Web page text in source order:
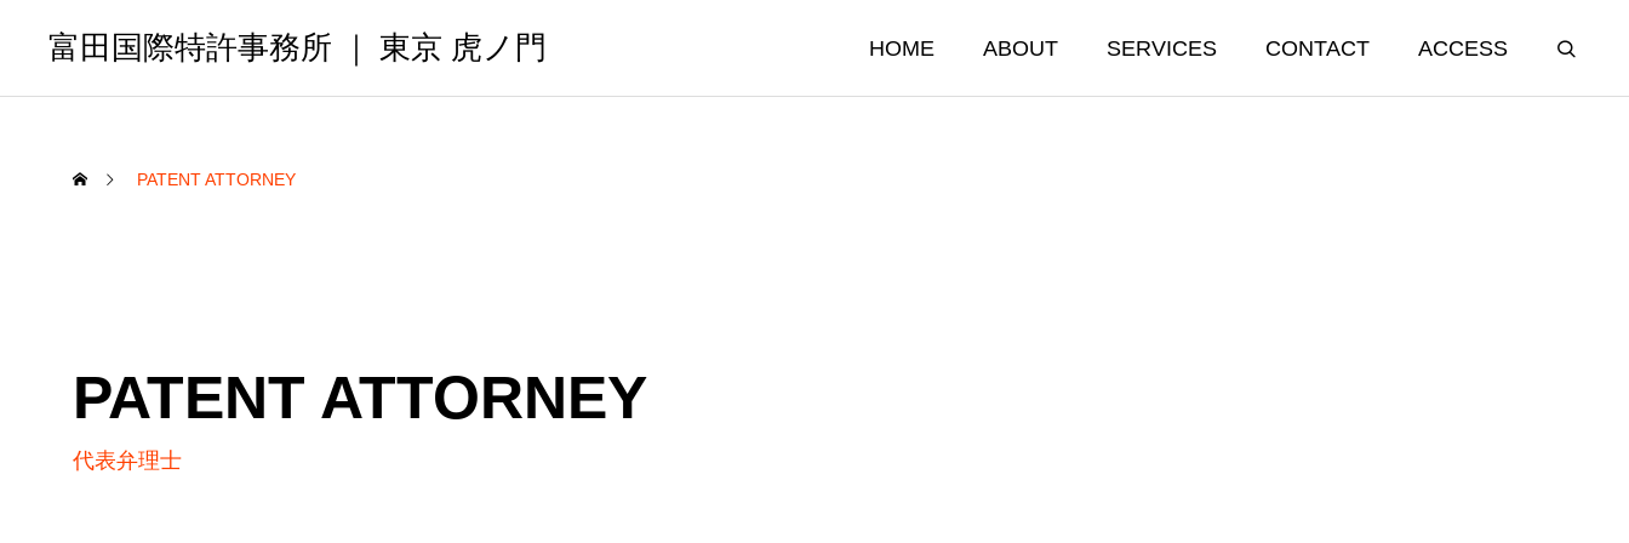
富田国際特許事務所 ｜ 東京 虎ノ門 HOME ABOUT SERVICES CONTACT ACCESS
PATENT ATTORNEY
PATENT ATTORNEY
代表弁理士